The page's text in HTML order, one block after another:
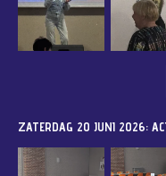
ZATERDAG 20 JUNI 2026: